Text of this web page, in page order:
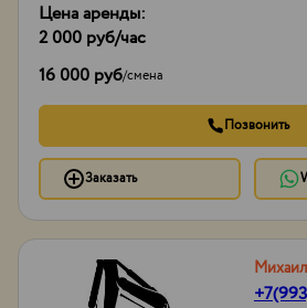
Цена аренды:
2 000 руб/час
16 000 руб/смена
Позвонить
Заказать
Михаил